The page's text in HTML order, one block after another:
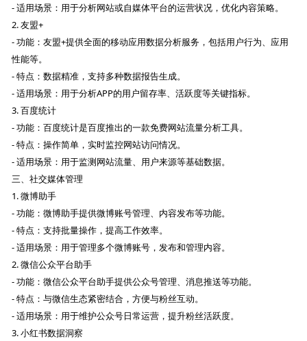
- 适用场景：用于分析网站或自媒体平台的运营状况，优化内容策略。
2. 友盟+
- 功能：友盟+提供全面的移动应用数据分析服务，包括用户行为、应用
性能等。
- 特点：数据精准，支持多种数据报告生成。
- 适用场景：用于分析APP的用户留存率、活跃度等关键指标。
3. 百度统计
- 功能：百度统计是百度推出的一款免费网站流量分析工具。
- 特点：操作简单，实时监控网站访问情况。
- 适用场景：用于监测网站流量、用户来源等基础数据。
三、社交媒体管理
1. 微博助手
- 功能：微博助手提供微博账号管理、内容发布等功能。
- 特点：支持批量操作，提高工作效率。
- 适用场景：用于管理多个微博账号，发布和管理内容。
2. 微信公众平台助手
- 功能：微信公众平台助手提供公众号管理、消息推送等功能。
- 特点：与微信生态紧密结合，方便与粉丝互动。
- 适用场景：用于维护公众号日常运营，提升粉丝活跃度。
3. 小红书数据洞察